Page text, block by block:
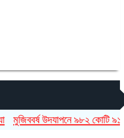
মুজিববর্ষ উদযাপনে ৯৮২ কোটি ৯১